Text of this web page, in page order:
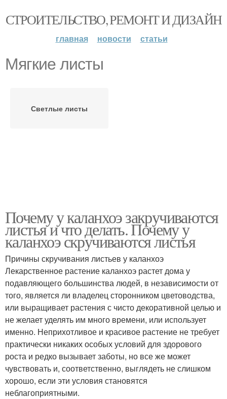
СТРОИТЕЛЬСТВО, РЕМОНТ И ДИЗАЙН
главная новости статьи
Мягкие листы
Светлые листы
Почему у каланхоэ закручиваются
листья и что делать. Почему у
каланхоэ скручиваются листья
Причины скручивания листьев у каланхоэ
Лекарственное растение каланхоэ растет дома у
подавляющего большинства людей, в независимости от
того, является ли владелец сторонником цветоводства,
или выращивает растения с чисто декоративной целью и
не желает уделять им много времени, или использует
именно. Неприхотливое и красивое растение не требует
практически никаких особых условий для здорового
роста и редко вызывает заботы, но все же может
чувствовать и, соответственно, выглядеть не слишком
хорошо, если эти условия становятся
неблагоприятными.